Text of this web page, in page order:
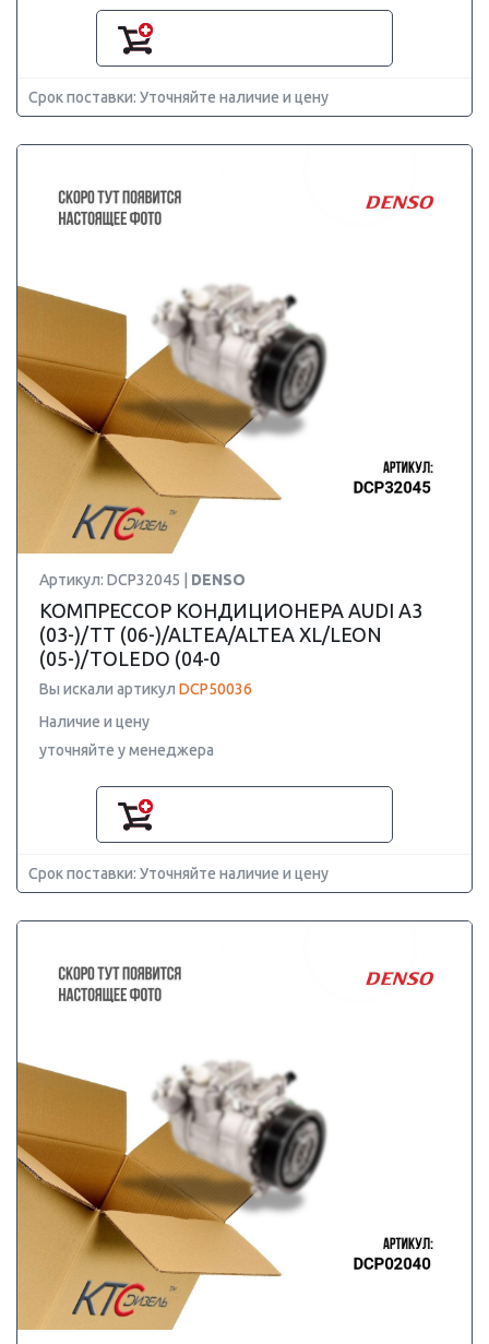
Срок поставки: Уточняйте наличие и цену
Артикул: DCP32045 | DENSO
КОМПРЕССОР КОНДИЦИОНЕРА AUDI A3
(03-)/TT (06-)/ALTEA/ALTEA XL/LEON
(05-)/TOLEDO (04-0
Вы искали артикул DCP50036
Наличие и цену
уточняйте у менеджера
Срок поставки: Уточняйте наличие и цену